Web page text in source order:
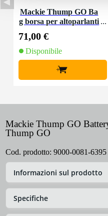
Mackie Thump GO Ba
g borsa per altoparlanti
71,00 €
Disponibile
+
Mackie Thump GO
Thump GO
Cod. prodotto: 9000-0081-6395
Informazioni sul prodotto
Specifiche